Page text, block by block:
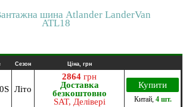
Сезон Ціна, грн
Літо
2864 грн
Доставка
безкоштовно
SAT, Делівері
Купити
Китай, 4 шт.